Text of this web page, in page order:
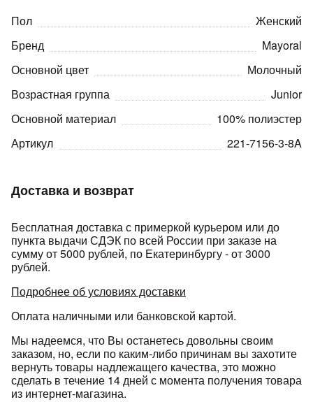
Доставка и возврат
Бесплатная доставка с примеркой курьером или до
пункта выдачи СДЭК по всей России при заказе на
сумму от 5000 рублей, по Екатеринбургу - от 3000
рублей.
Подробнее об условиях доставки
Оплата наличными или банковской картой.
Мы надеемся, что Вы останетесь довольны своим
заказом, но, если по каким-либо причинам вы захотите
вернуть товары надлежащего качества, это можно
сделать в течение 14 дней с момента получения товара
из интернет-магазина.
Пол
Женский
Бренд
Mayoral
Основной цвет
Молочный
Возрастная группа
Junior
Основной материал
100% полиэстер
Артикул
221-7156-3-8A